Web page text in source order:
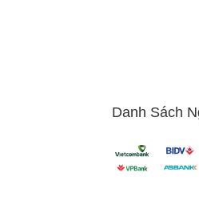
chơi game, điện thoại chụp ảnh là
mua điện thoại thông
công nghệ hiện đại
liên lạc, làm việc lẫn giải trí.
Danh Sách